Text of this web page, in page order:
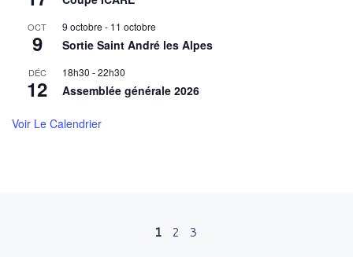
OCT
9
9 octobre - 11 octobre
Sortie Saint André les Alpes
DÉC
12
18h30 -22h30
Assemblée générale 2026
Voir Le Calendrier
Navigation dans les articles
1 2 3